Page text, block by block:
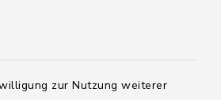
zur Nutzung weiterer